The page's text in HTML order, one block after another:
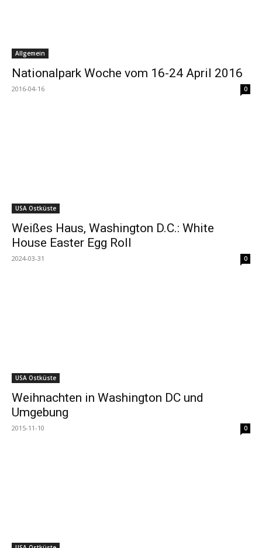
Allgemein
Nationalpark Woche vom 16-24 April 2016
2016-04-16 0
USA Ostküste
Weißes Haus, Washington D.C.: White
House Easter Egg Roll
2024-03-31 0
USA Ostküste
Weihnachten in Washington DC und
Umgebung
2015-11-10 0